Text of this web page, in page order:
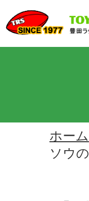
ホーム
ソウ